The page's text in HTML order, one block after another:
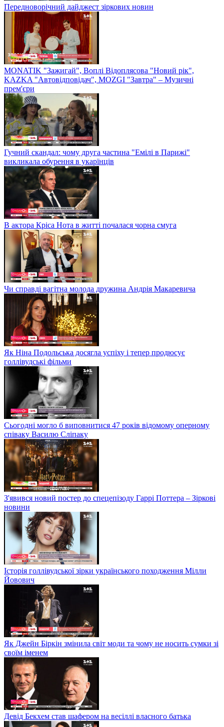
Передноворічний дайджест зіркових новин
MONATIK "Зажигай", Воплі Відоплясова "Новий рік",
KAZKA "Автовідповідач", MOZGI "Завтра" – Музичні
прем'єри
Гучний скандал: чому друга частина "Емілі в Парижі"
викликала обурення в укарїнців
В актора Кріса Нота в житті почалася чорна смуга
Чи справді вагітна молода дружина Андрія Макаревича
Як Ніна Подольська досягла успіху і тепер продюсує
голлівудські фільми
Сьогодні могло б виповнитися 47 років відомому оперному
співаку Василю Сліпаку
З'явився новий постер до спецепізоду Гаррі Поттера – Зіркові
новини
Історія голлівудської зірки українського походження Мілли
Йовович
Як Джейн Біркін змінила світ моди та чому не носить сумки зі
своїм іменем
Девід Бекхем став шафером на весіллі власного батька